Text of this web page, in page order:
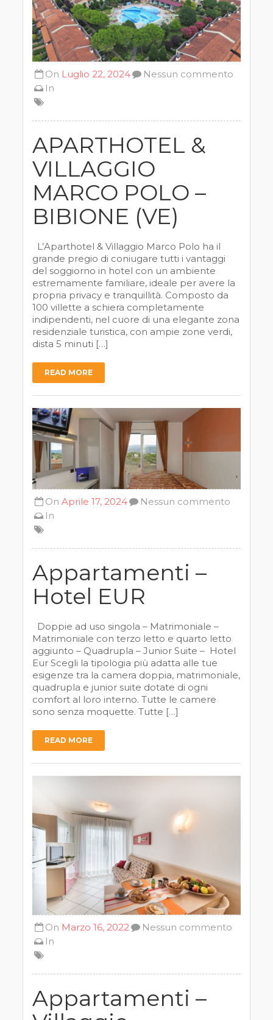
On Luglio 22, 2024
In
Nessun commento
APARTHOTEL &
VILLAGGIO
MARCO POLO –
BIBIONE (VE)
L’Aparthotel & Villaggio Marco Polo ha il
grande pregio di coniugare tutti i vantaggi
del soggiorno in hotel con un ambiente
estremamente familiare, ideale per avere la
propria privacy e tranquillità. Composto da
100 villette a schiera completamente
indipendenti, nel cuore di una elegante zona
residenziale turistica, con ampie zone verdi,
dista 5 minuti […]
READ MORE
OnAprile 17, 2024
In
Nessun commento
Appartamenti –
Hotel EUR
Doppie ad uso singola – Matrimoniale –
Matrimoniale con terzo letto e quarto letto
aggiunto – Quadrupla – Junior Suite – Hotel
Eur Scegli la tipologia più adatta alle tue
esigenze tra la camera doppia, matrimoniale,
quadrupla e junior suite dotate di ogni
comfort al loro interno. Tutte le camere
sono senza moquette. Tutte […]
READ MORE
On Marzo 16, 2022
In
Nessun commento
Appartamenti –